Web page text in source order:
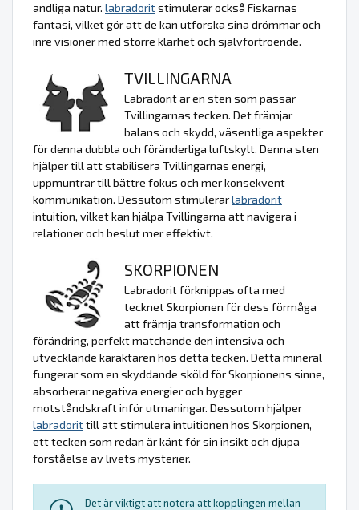
andliga natur. labradoritstimulerar också Fiskarnas
fantasi, vilket gör att de kan utforska sina drömmar och
inre visioner med större klarhet och självförtroende.
TVILLINGARNA
Labradorit är en sten som passar
Tvillingarnas tecken. Det främjar
balans och skydd, väsentliga aspekter
för denna dubbla och föränderliga luftskylt. Denna sten
hjälper till att stabilisera Tvillingarnas energi,
uppmuntrar till bättre fokus och mer konsekvent
kommunikation. Dessutom stimulerarlabradorit
intuition, vilket kan hjälpa Tvillingarna att navigera i
relationer och beslut mer effektivt.
SKORPIONEN
Labradorit förknippas ofta med
tecknet Skorpionen för dess förmåga
att främja transformation och
förändring, perfekt matchande den intensiva och
utvecklande karaktären hos detta tecken. Detta mineral
fungerar som en skyddande sköld för Skorpionens sinne,
absorberar negativa energier och bygger
motståndskraft inför utmaningar. Dessutom hjälper
labradorittill att stimulera intuitionen hos Skorpionen,
ett tecken som redan är känt för sin insikt och djupa
förståelse av livets mysterier.
Det är viktigt att notera att kopplingen mellan